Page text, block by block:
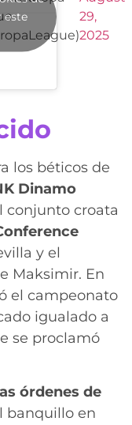
29,
2025
los béticos de
Dinamo
conjunto croata
y el
Maksimir. En
el campeonato
igualado a
se proclamó
órdenes de
banquillo en